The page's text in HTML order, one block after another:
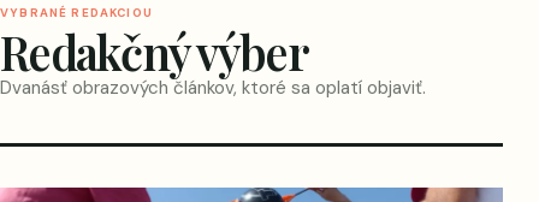
VYBRANÉ REDAKCIOU
Redakčný výber
Dvanásť obrazových článkov, ktoré sa oplatí objaviť.